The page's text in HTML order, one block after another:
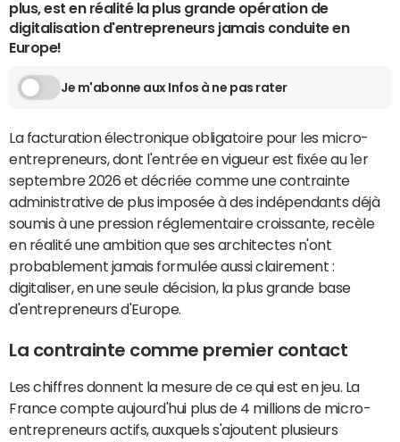
plus, est en réalité la plus grande opération de
digitalisation d'entrepreneurs jamais conduite en
Europe!
Je m'abonne aux Infos à ne pas rater
La facturation électronique obligatoire pour les micro-
entrepreneurs, dont l'entrée en vigueur est fixée au 1er
septembre 2026 et décriée comme une contrainte
administrative de plus imposée à des indépendants déjà
soumis à une pression réglementaire croissante, recèle
en réalité une ambition que ses architectes n'ont
probablement jamais formulée aussi clairement :
digitaliser, en une seule décision, la plus grande base
d'entrepreneurs d'Europe.
La contrainte comme premier contact
Les chiffres donnent la mesure de ce qui est en jeu. La
France compte aujourd'hui plus de 4 millions de micro-
entrepreneurs actifs, auxquels s'ajoutent plusieurs